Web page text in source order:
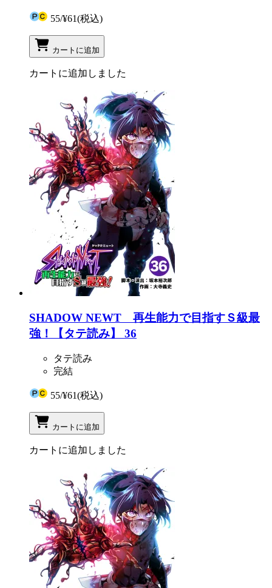
55/¥61(税込)
カートに追加
カートに追加しました
SHADOW NEWT 再生能力で目指すＳ級最
強！【タテ読み】 36
タテ読み
完結
55/¥61(税込)
カートに追加
カートに追加しました